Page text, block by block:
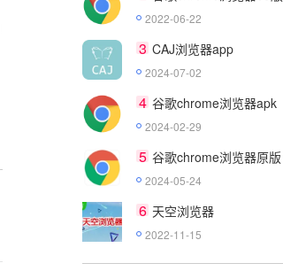
2022-06-22
3 CAJ浏览器app
2024-07-02
4 谷歌chrome浏览器apk
2024-02-29
5 谷歌chrome浏览器原版
2024-05-24
6 天空浏览器
2022-11-15